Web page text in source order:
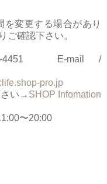
変更する場合があり
ご確認下さい。
4451 E-mail /
pro.jp
さい→ SHOP Infomation
〜20:00